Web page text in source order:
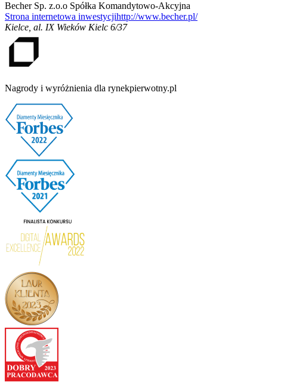
Becher Sp. z.o.o Spółka Komandytowo-Akcyjna
Strona internetowa inwestycjihttp://www.becher.pl/
Kielce al. IX Wieków Kielc 6/37
Nagrody i wyróżnienia dla rynekpierwotny.pl